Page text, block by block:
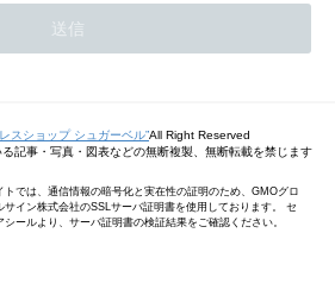
スショップ シュガーベル”All Right Reserved
記事・写真・図表などの無断複製、無断転載を禁じます
トでは、通信情報の暗号化と実在性の証明のため、GMOグロ
サイン株式会社のSSLサーバ証明書を使用しております。 セ
シールより、サーバ証明書の検証結果をご確認ください。